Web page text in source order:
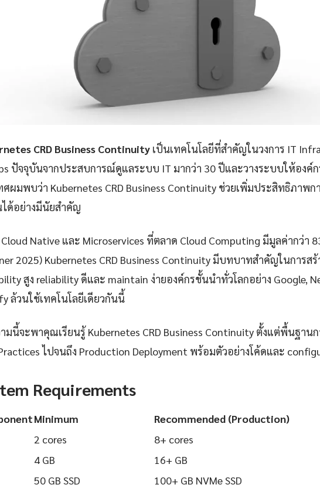
CRD Business Continuity เป็นเทคโนโลยีที่สำคัญในวงการ IT
ปัจจุบันจากประสบการณ์ดูแลระบบ IT มากว่า 30 ปีและวางระบบให้องค์
ศผมพบว่า Kubernetes CRD Business Continuity ช่วยเพิ่มประสิทธิภาพ
ด้อย่างมีนัยสำคัญ
Native และ Microservices ที่ตลาด Cloud Computing มีมูลค่ากว่า
2025) Kubernetes CRD Business Continuity มีบทบาทสำคัญในการส
สูง reliability ดีและ maintain ง่ายองค์กรชั้นนำทั่วโลกอย่าง Google,
ล้วนใช้เทคโนโลยีเดียวกันนี้
มนี้จะพาคุณเรียนรู้ Kubernetes CRD Business Continuity ตั้งแต่พื้นฐาน
ไปจนถึง Production Deployment พร้อมตัวอย่างโค้ดและ
Requirements
Minimum
Recommended (Production)
2 cores
8+ cores
4 GB
16+ GB
50 GB SSD
100+ GB NVMe SSD